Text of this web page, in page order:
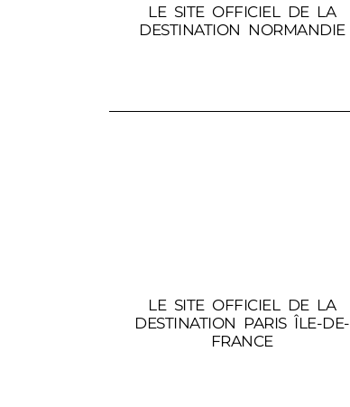
LE SITE OFFICIEL DE LA
DESTINATION NORMANDIE
LE SITE OFFICIEL DE LA
DESTINATION PARIS ÎLE-DE-
FRANCE